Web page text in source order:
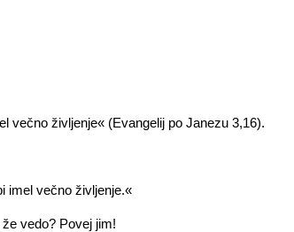
večno življenje« (Evangelij po Janezu 3,16).
imel večno življenje.«
vedo? Povej jim!